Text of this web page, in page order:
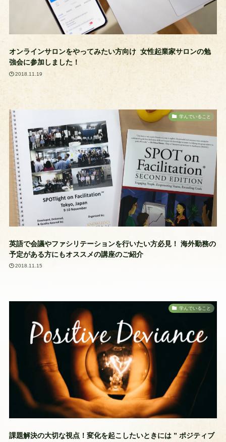
オンラインサロンをやってみたい方向け 女性起業家サロンの勉
強会に参加しました！
2018.11.19
学んでいること
英語で会議やファシリテーションを行いたい方必見！ 海外勤務の
予定がある方にもオススメの講座のご紹介
2018.11.15
学んでいること
課題解決の大切な視点！変化を起こしたいときには ” ポジティブ